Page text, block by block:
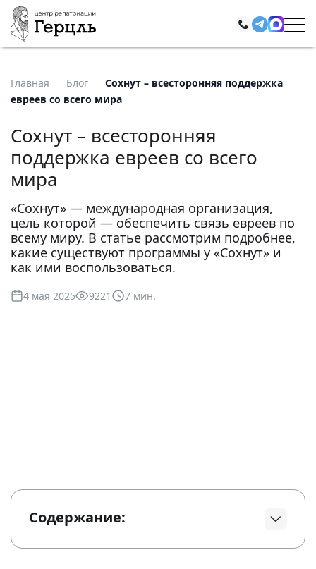
Главная Блог
Сохнут – всесторонняя поддержка
евреев со всего мира
Сохнут – всесторонняя
поддержка евреев со всего
мира
«Сохнут» — международная организация,
цель которой — обеспечить связь евреев по
всему миру. В статье рассмотрим подробнее,
какие существуют программы у «Сохнут» и
как ими воспользоваться.
4 мая 2025 9221 7 мин.
Содержание: